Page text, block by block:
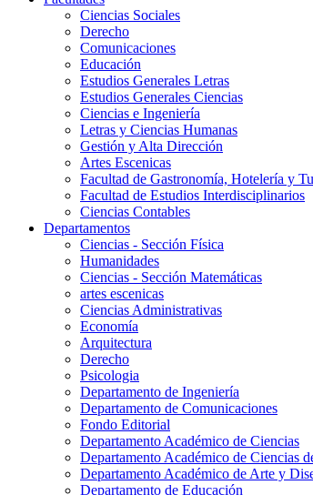
Ciencias Sociales
Derecho
Comunicaciones
Educación
Estudios Generales Letras
Estudios Generales Ciencias
Ciencias e Ingeniería
Letras y Ciencias Humanas
Gestión y Alta Dirección
Artes Escenicas
Facultad de Gastronomía, Hotelería y
Facultad de Estudios Interdisciplinarios
Ciencias Contables
Departamentos
Ciencias - Sección Física
Humanidades
Ciencias - Sección Matemáticas
artes escenicas
Ciencias Administrativas
Economía
Arquitectura
Derecho
Psicologia
Departamento de Ingeniería
Departamento de Comunicaciones
Fondo Editorial
Departamento Académico de Ciencias
Departamento Académico de Ciencias
Departamento Académico de Arte y
Departamento de Educación